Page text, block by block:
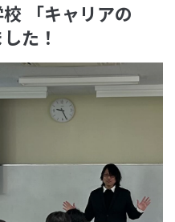
「キャリアの
た！